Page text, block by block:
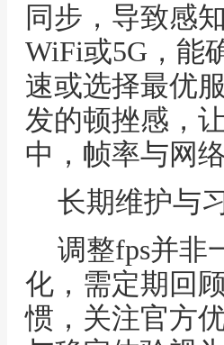
同步，导致感
WiFi或5G，能
速或选择最优
发的顿挫感，
中，帧率与网
长期维护与
调整fps并非
化，需定期回
惯，关注官方